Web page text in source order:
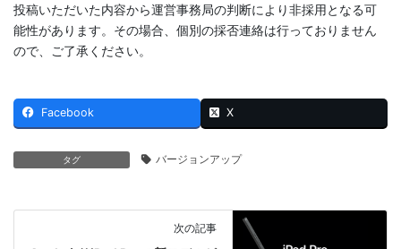
投稿いただいた内容から運営事務局の判断により非採用となる可
能性があります。その場合、個別の採否連絡は行っておりません
ので、ご了承ください。
Facebook X
タグ バージョンアップ
次の記事